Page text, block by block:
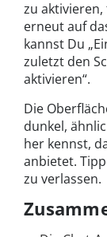
zu
erneut auf
kannst Du
zuletzt den
aktivieren“.
Die
dunkel,
her kennst,
anbietet.
zu verlassen.